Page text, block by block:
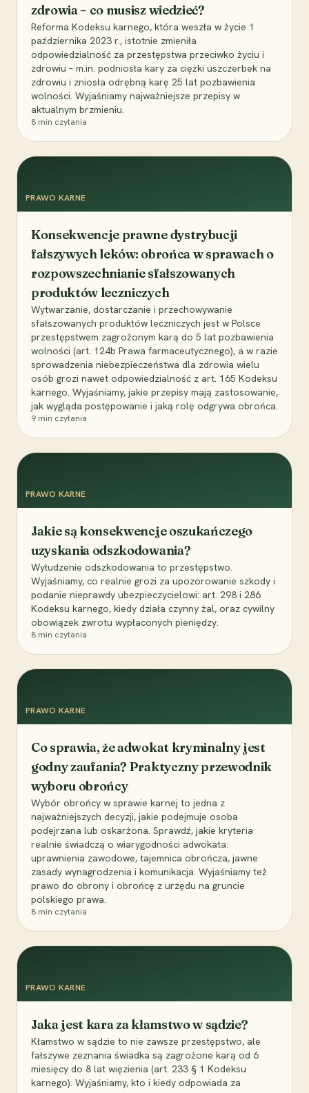
zdrowia – co musisz wiedzieć?
Reforma Kodeksu karnego, która weszła w życie 1
października 2023 r., istotnie zmieniła
odpowiedzialność za przestępstwa przeciwko życiu i
zdrowiu – m.in. podniosła kary za ciężki uszczerbek na
zdrowiu i zniosła odrębną karę 25 lat pozbawienia
wolności. Wyjaśniamy najważniejsze przepisy w
aktualnym brzmieniu.
8 min czytania
PRAWO KARNE
Konsekwencje prawne dystrybucji
fałszywych leków: obrońca w sprawach o
rozpowszechnianie sfałszowanych
produktów leczniczych
Wytwarzanie, dostarczanie i przechowywanie
sfałszowanych produktów leczniczych jest w Polsce
przestępstwem zagrożonym karą do 5 lat pozbawienia
wolności (art. 124b Prawa farmaceutycznego), a w razie
sprowadzenia niebezpieczeństwa dla zdrowia wielu
osób grozi nawet odpowiedzialność z art. 165 Kodeksu
karnego. Wyjaśniamy, jakie przepisy mają zastosowanie,
jak wygląda postępowanie i jaką rolę odgrywa obrońca.
9 min czytania
PRAWO KARNE
Jakie są konsekwencje oszukańczego
uzyskania odszkodowania?
Wyłudzenie odszkodowania to przestępstwo.
Wyjaśniamy, co realnie grozi za upozorowanie szkody i
podanie nieprawdy ubezpieczycielowi: art. 298 i 286
Kodeksu karnego, kiedy działa czynny żal, oraz cywilny
obowiązek zwrotu wypłaconych pieniędzy.
8 min czytania
PRAWO KARNE
Co sprawia, że adwokat kryminalny jest
godny zaufania? Praktyczny przewodnik
wyboru obrońcy
Wybór obrońcy w sprawie karnej to jedna z
najważniejszych decyzji, jakie podejmuje osoba
podejrzana lub oskarżona. Sprawdź, jakie kryteria
realnie świadczą o wiarygodności adwokata:
uprawnienia zawodowe, tajemnica obrończa, jawne
zasady wynagrodzenia i komunikacja. Wyjaśniamy też
prawo do obrony i obrońcę z urzędu na gruncie
polskiego prawa.
8 min czytania
PRAWO KARNE
Jaka jest kara za kłamstwo w sądzie?
Kłamstwo w sądzie to nie zawsze przestępstwo, ale
fałszywe zeznania świadka są zagrożone karą od 6
miesięcy do 8 lat więzienia (art. 233 § 1 Kodeksu
karnego). Wyjaśniamy, kto i kiedy odpowiada za